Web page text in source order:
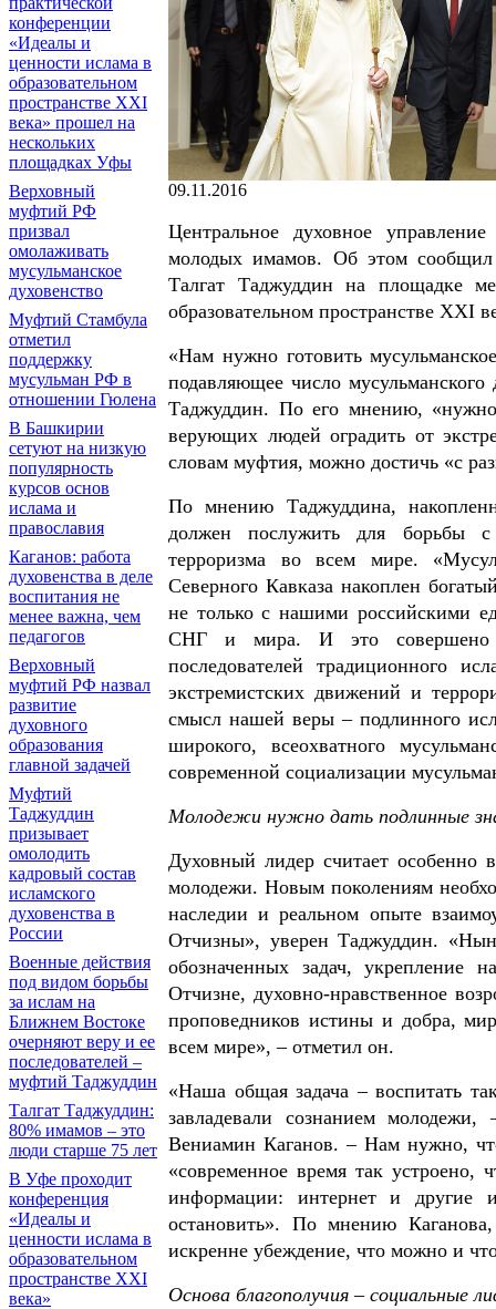
конференции
«Идеалы и
ценности ислама в
образовательном
пространстве XXI
века» прошел на
нескольких
площадках Уфы
Верховный
муфтий РФ
призвал
омолаживать
мусульманское
духовенство
Муфтий Стамбула
отметил
поддержку
мусульман РФ в
отношении Гюлена
В Башкирии
сетуют на низкую
популярность
курсов основ
ислама и
православия
Каганов: работа
духовенства в деле
воспитания не
менее важна, чем
педагогов
Верховный
муфтий РФ назвал
развитие
духовного
образования
главной задачей
Муфтий
Таджуддин
призывает
омолодить
кадровый состав
исламского
духовенства в
России
Военные действия
под видом борьбы
за ислам на
Ближнем Востоке
очерняют веру и ее
последователей –
муфтий Таджуддин
Талгат Таджуддин:
80% имамов – это
люди старше 75 лет
В Уфе проходит
конференция
«Идеалы и
ценности ислама в
образовательном
пространстве XXI
века»
09.11.2016
Центральное духовное
молодых имамов. Об этом
Талгат Таджуддин на площадке
образовательном пространстве XXI
«Нам нужно готовить
подавляющее число
Таджуддин. По его мнению,
верующих людей оградить от
словам муфтия, можно достичь «с
По мнению Таджуддина,
должен послужить для борьбы с
терроризма во всем мире.
Северного Кавказа накоплен
не только с нашими российскими
СНГ и мира. И это совершено
последователей традиционного
экстремистских движений и
смысл нашей веры – подлинного
широкого, всеохватного
современной социализации
Молодежи нужно дать подлинные
Духовный лидер считает особенно
молодежи. Новым поколениям
наследии и реальном опыте
Отчизны», уверен Таджуддин.
обозначенных задач, укрепление
Отчизне, духовно-нравственное
проповедников истины и добра,
всем мире», – отметил он.
«Наша общая задача – воспитать
завладевали сознанием
Вениамин Каганов. – Нам нужно,
«современное время так
информации: интернет и другие
остановить». По мнению
искренне убеждение, что можно и
Основа благополучия – социальные